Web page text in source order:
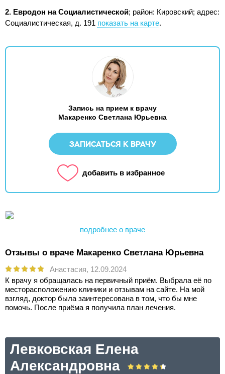
2. Евродон на Социалистической; район: Кировский; адрес:
Социалистическая, д. 191 показать на карте.
Запись на прием к врачу
Макаренко Светлана Юрьевна
ЗАПИСАТЬСЯ К ВРАЧУ
добавить в избранное
подробнее о враче
Отзывы о враче Макаренко Светлана Юрьевна
Анастасия, 12.09.2024
К врачу я обращалась на первичный приём. Выбрала её по
месторасположению клиники и отзывам на сайте. На мой
взгляд, доктор была заинтересована в том, что бы мне
помочь. После приёма я получила план лечения.
Левковская Елена
Александровна